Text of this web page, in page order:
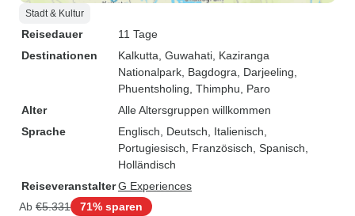
Stadt & Kultur
Reisedauer
11 Tage
Destinationen
Kalkutta , Guwahati , Kaziranga
Nationalpark , Bagdogra , Darjeeling
Phuentsholing , Thimphu , Paro
Alter
Alle Altersgruppen willkommen
Sprache
Englisch, Deutsch, Italienisch,
Portugiesisch, Französisch, Spanisch,
Holländisch
ReiseveranstalterG Experiences
Ab €5.331 71% sparen